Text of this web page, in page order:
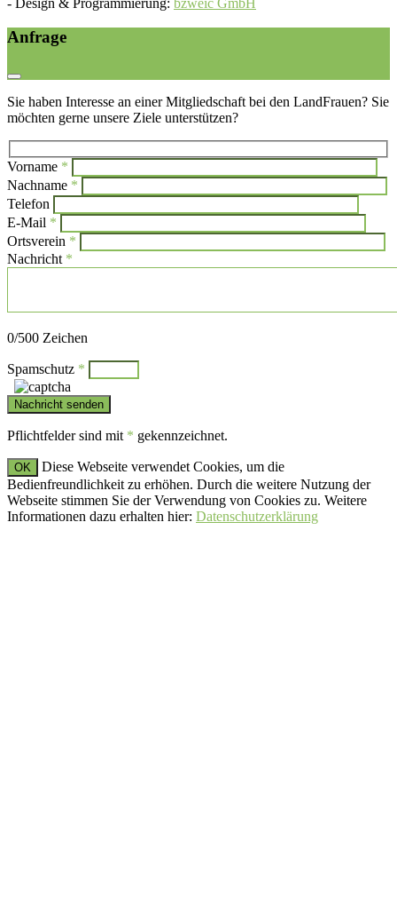
Anfrage
Sie haben Interesse an einer Mitgliedschaft bei den LandFrauen? Sie
möchten gerne unsere Ziele unterstützen?
Vorname *
Nachname *
Telefon
E-Mail *
Ortsverein *
Nachricht *
0/500 Zeichen
Spamschutz *
Pflichtfelder sind mit * gekennzeichnet.
OK
Diese Webseite verwendet Cookies, um die
Bedienfreundlichkeit zu erhöhen. Durch die weitere Nutzung der
Webseite stimmen Sie der Verwendung von Cookies zu. Weitere
Informationen dazu erhalten hier: Datenschutzerklärung